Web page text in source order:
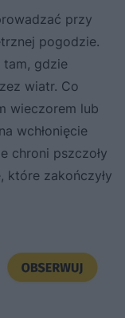
przy
pogodzie.
tam, gdzie
wiatr. Co
wieczorem lub
wchłonięcie
chroni pszczoły
które zakończyły